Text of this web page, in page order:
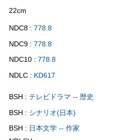
22cm
NDC8 : 778.8
NDC9 : 778.8
NDC10 : 778.8
NDLC : KD617
BSH : テレビドラマ -- 歴史
BSH : シナリオ(日本)
BSH : 日本文学 -- 作家